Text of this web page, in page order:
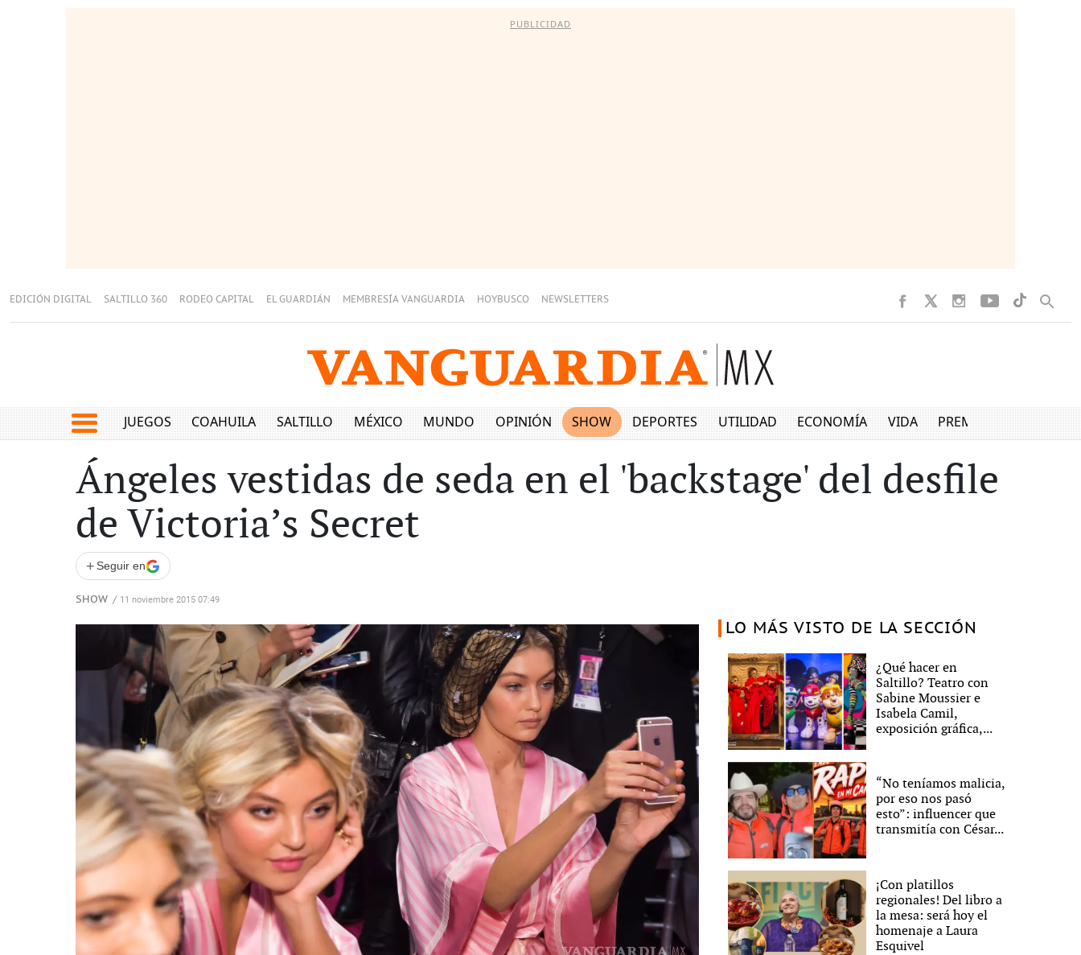
PUBLICIDAD
EDICIÓN DIGITAL SALTILLO 360 RODEO CAPITAL EL GUARDIÁN MEMBRESÍA VANGUARDIA HOYBUSCO NEWSLETTERS
JUEGOS COAHUILA SALTILLO MÉXICO MUNDO OPINIÓN SHOW DEPORTES UTILIDAD ECONOMÍA VIDA PREMIUM
Ángeles vestidas de seda en el 'backstage' del desfile
de Victoria’s Secret
+ Seguir en
SHOW / 11 noviembre 2015 07:49
LO MÁS VISTO DE LA SECCIÓN
¿Qué hacer en
Saltillo? Teatro con
Sabine Moussier e
Isabela Camil,
exposición gráfica,...
“No teníamos malicia,
por eso nos pasó
esto”: influencer que
transmitía con César...
¡Con platillos
regionales! Del libro a
la mesa: será hoy el
homenaje a Laura
Esquivel